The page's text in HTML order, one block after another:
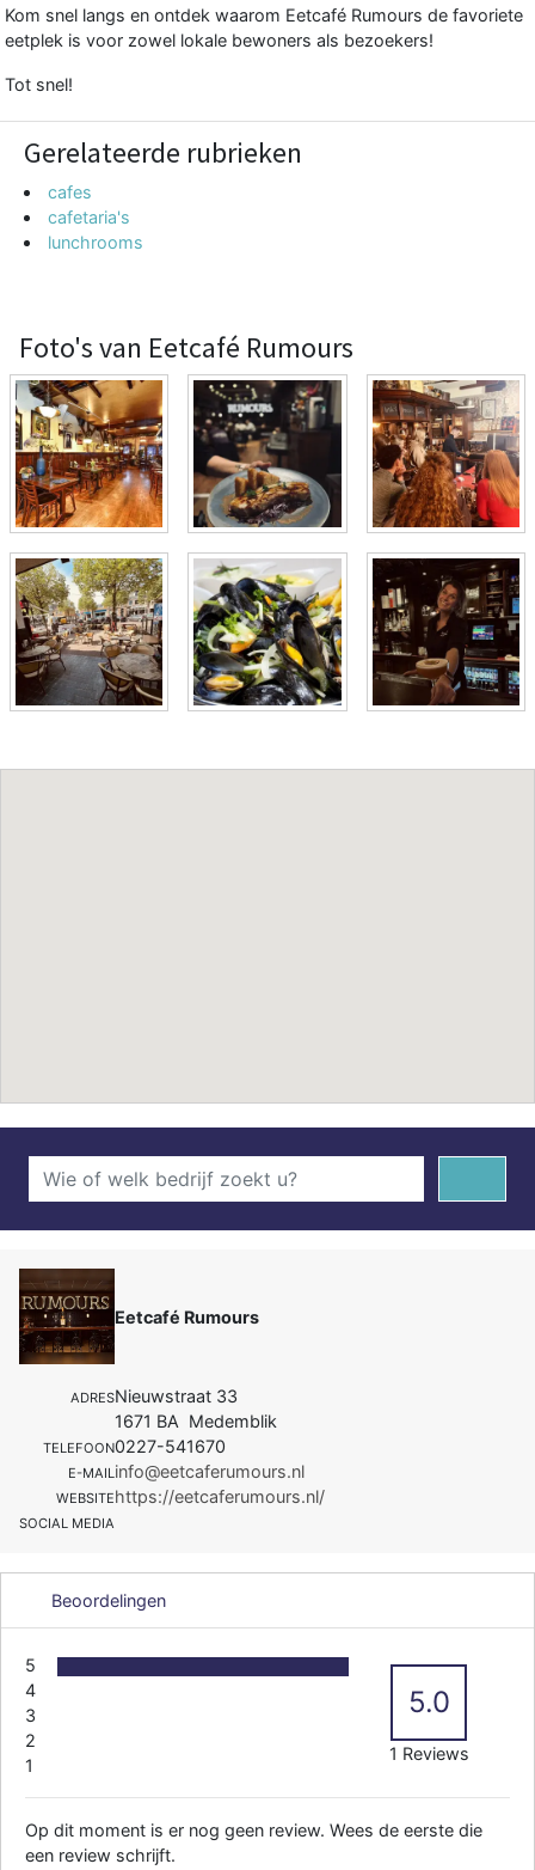
Kom snel langs en ontdek waarom Eetcafé Rumours de favoriete
eetplek is voor zowel lokale bewoners als bezoekers!
Tot snel!
Gerelateerde rubrieken
cafes
cafetaria's
lunchrooms
Foto's van Eetcafé Rumours
Eetcafé Rumours
ADRESNieuwstraat 33
1671 BA Medemblik
TELEFOON0227-541670
E-MAILinfo@eetcaferumours.nl
WEBSITEhttps://eetcaferumours.nl/
SOCIAL MEDIA
Beoordelingen
5
4
3
2
1
5.0
1 Reviews
Op dit moment is er nog geen review. Wees de eerste die
een review schrijft.